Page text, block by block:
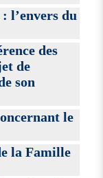
l’envers du
des
de
son
le
la Famille